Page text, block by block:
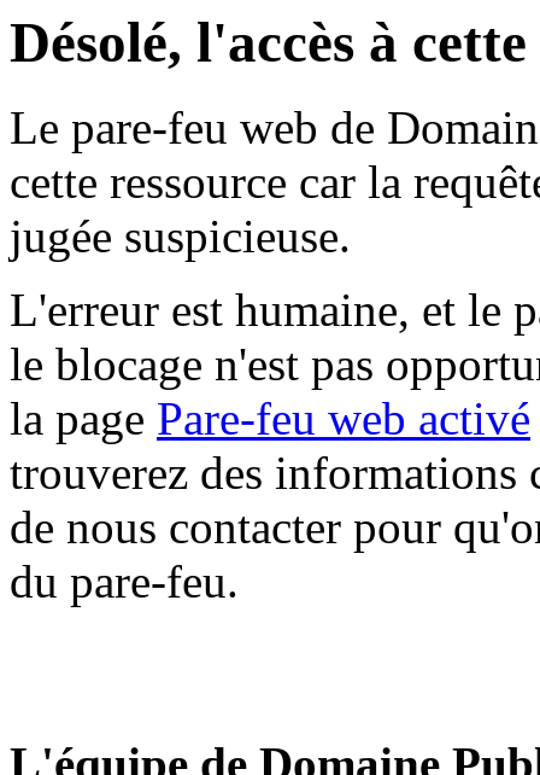
Désolé, l'accès à
Le pare-feu web de
cette ressource car la
jugée suspicieuse.
L'erreur est humaine, et le
le blocage n'est pas
la page Pare-feu web activé
trouverez des informations
de nous contacter pour
du pare-feu.
L'équipe de Domaine